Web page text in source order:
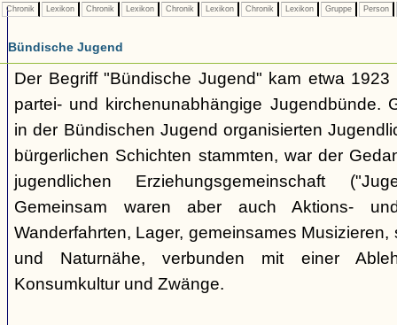
Chronik Lexikon Chronik Lexikon Chronik Lexikon Chronik Lexikon Gruppe Person
Bündische Jugend
Der Begriff "Bündische Jugend" kam etwa
partei- und kirchenunabhängige Jugendbünde.
in der Bündischen Jugend organisierten
bürgerlichen Schichten stammten, war der
jugendlichen Erziehungsgemeinschaft
Gemeinsam waren aber auch Aktions-
Wanderfahrten, Lager, gemeinsames
und Naturnähe, verbunden mit einer
Konsumkultur und Zwänge.